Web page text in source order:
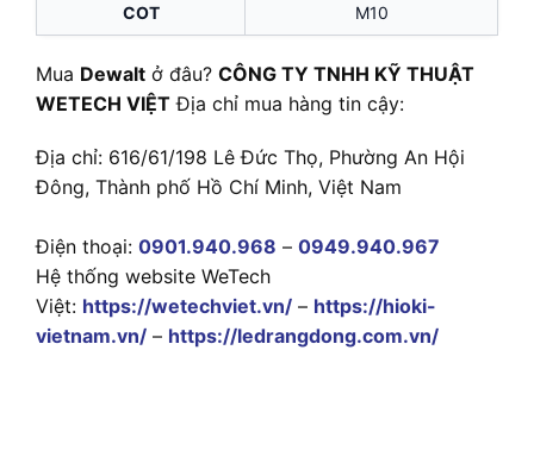
COT M10
Mua Dewalt ở đâu? CÔNG TY TNHH KỸ THUẬT
WETECH VIỆT Địa chỉ mua hàng tin cậy:
Địa chỉ: 616/61/198 Lê Đức Thọ, Phường An Hội
Đông, Thành phố Hồ Chí Minh, Việt Nam
Điện thoại: 0901.940.968 – 0949.940.967
Hệ thống website WeTech
Việt: https://wetechviet.vn/ – https://hioki-
vietnam.vn/ – https://ledrangdong.com.vn/